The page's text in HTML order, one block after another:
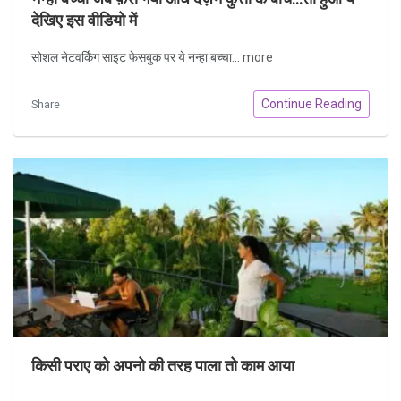
देखिए इस वीडियो में
सोशल नेटवर्किंग साइट फेसबुक पर ये नन्हा बच्चा... more
Share Continue Reading
किसी पराए को अपनो की तरह पाला तो काम आया